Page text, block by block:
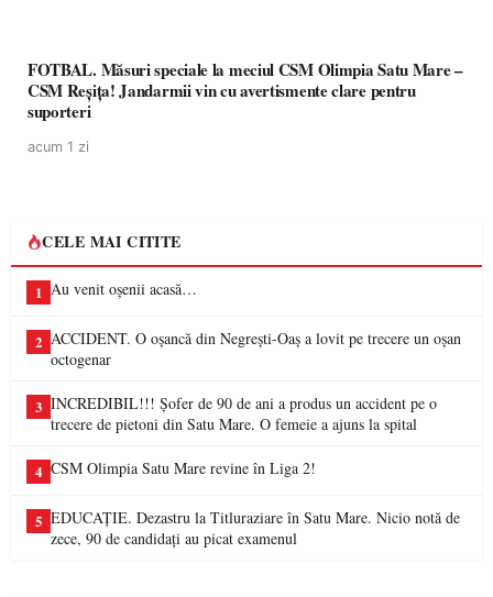
FOTBAL. Măsuri speciale la meciul CSM Olimpia Satu Mare –
CSM Reșița! Jandarmii vin cu avertismente clare pentru
suporteri
acum 1 zi
CELE MAI CITITE
1 Au venit oșenii acasă…
2 ACCIDENT. O oșancă din Negrești-Oaș a lovit pe trecere un oșan
octogenar
3 INCREDIBIL!!! Șofer de 90 de ani a produs un accident pe o
trecere de pietoni din Satu Mare. O femeie a ajuns la spital
4 CSM Olimpia Satu Mare revine în Liga 2!
5 EDUCAȚIE. Dezastru la Titluraziare în Satu Mare. Nicio notă de
zece, 90 de candidați au picat examenul